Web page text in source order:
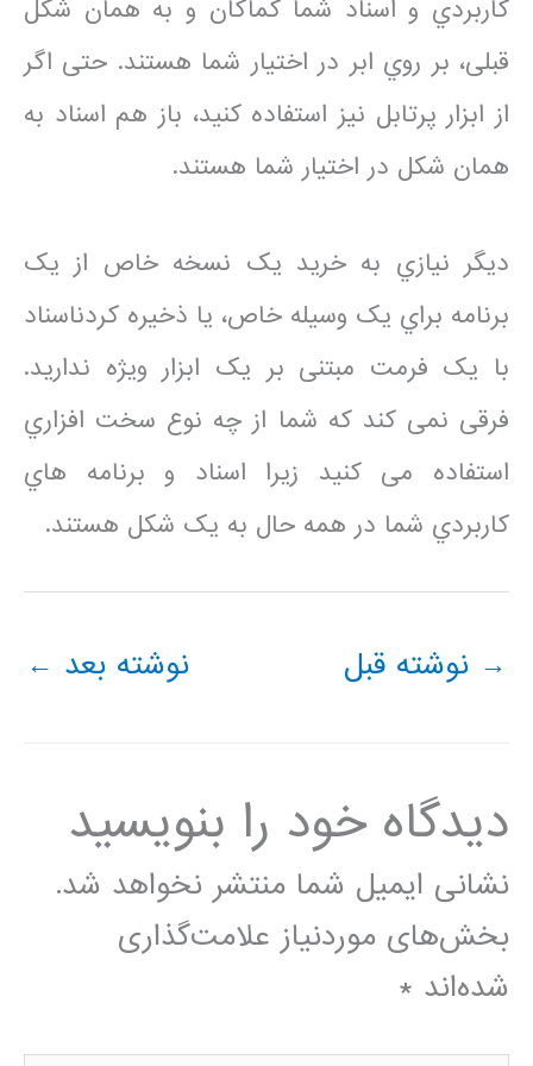
کاربردي و اسناد شما کماکان و به همان شکل
قبلی، بر روي ابر در اختیار شما هستند. حتی اگر
از ابزار پرتابل نیز استفاده کنید، باز هم اسناد به
همان شکل در اختیار شما هستند.
دیگر نیازي به خرید یک نسخه خاص از یک
برنامه براي یک وسیله خاص، یا ذخیره کردناسناد
با یک فرمت مبتنی بر یک ابزار ویژه ندارید.
فرقی نمی کند که شما از چه نوع سخت افزاري
استفاده می کنید زیرا اسناد و برنامه هاي
کاربردي شما در همه حال به یک شکل هستند.
→ نوشته قبل نوشته بعد ←
دیدگاه‌ خود را بنویسید
نشانی ایمیل شما منتشر نخواهد شد.
بخش‌های موردنیاز علامت‌گذاری
شده‌اند *